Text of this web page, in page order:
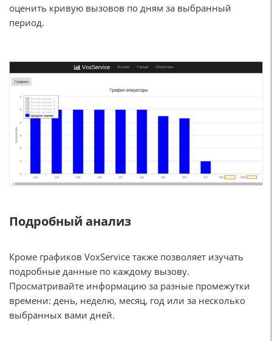
оценить кривую вызовов по дням за выбранный
период.
Подробный анализ
Кроме графиков VoxService также позволяет изучать
подробные данные по каждому вызову.
Просматривайте информацию за разные промежутки
времени: день, неделю, месяц, год или за несколько
выбранных вами дней.